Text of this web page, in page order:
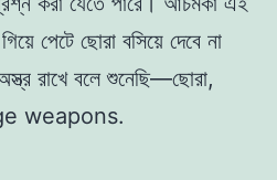
পেটে ছোরা বসিয়ে দেবে না
রাখে বলে শুনেছি—ছোরা,
weapons.